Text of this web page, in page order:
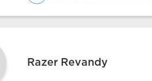
Razer Revandy